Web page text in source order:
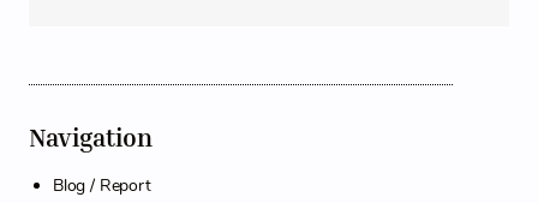
Navigation
Blog / Report